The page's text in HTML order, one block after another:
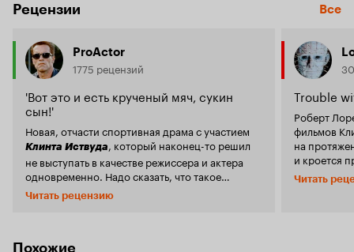
Рецензии Все
ProActor
1775 рецензий
'Вот это и есть крученый мяч, сукин
сын!'
Новая, отчасти спортивная драма с участием
Клинта Иствуда , который наконец-то решил
не выступать в качестве режиссера и актера
одновременно. Надо сказать, что такое
решение пошло только на пользу.
мне понравился даже больше, чем
Читать рецензию
Trouble
Роберт
фильмов
на
и кроется
Иствуд
в котором
Читать
Похожие